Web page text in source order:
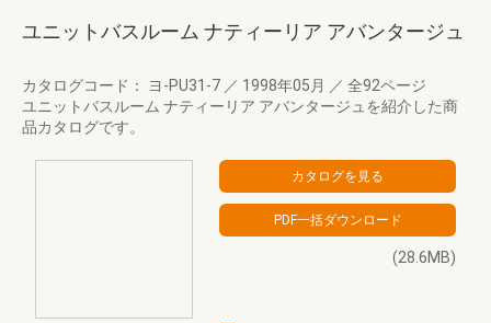
ユニットバスルーム ナティーリア アバンタージュ
カタログコード： ヨ-PU31-7 ／ 1998年05月 ／ 全92ページ
ユニットバスルーム ナティーリア アバンタージュを紹介した商
品カタログです。
(28.6MB)